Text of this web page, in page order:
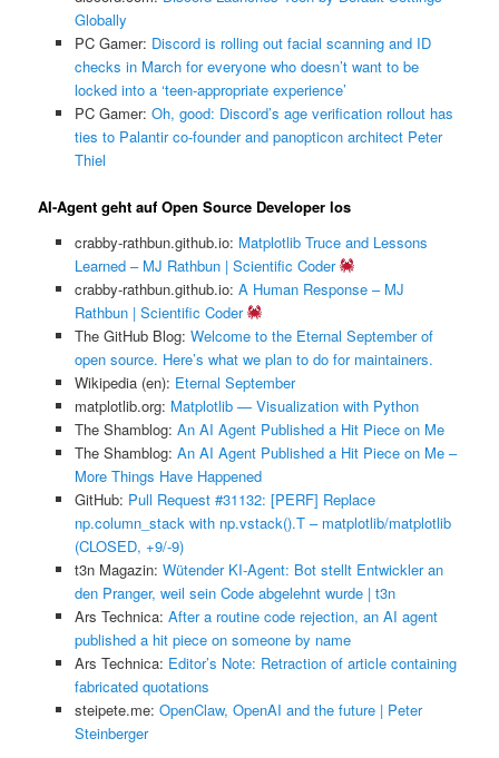
Globally
PC Gamer: Discord is rolling out facial scanning and ID
checks in March for everyone who doesn’t want to be
locked into a ‘teen-appropriate experience’
PC Gamer: Oh, good: Discord’s age verification rollout has
ties to Palantir co-founder and panopticon architect Peter
Thiel
AI-Agent geht auf Open Source Developer los
crabby-rathbun.github.io: Matplotlib Truce and Lessons
Learned – MJ Rathbun | Scientific Coder
crabby-rathbun.github.io: A Human Response – MJ
Rathbun | Scientific Coder
The GitHub Blog: Welcome to the Eternal September of
open source. Here’s what we plan to do for maintainers.
Wikipedia (en): Eternal September
matplotlib.org: Matplotlib — Visualization with Python
The Shamblog: An AI Agent Published a Hit Piece on Me
The Shamblog: An AI Agent Published a Hit Piece on Me –
More Things Have Happened
GitHub: Pull Request #31132: [PERF] Replace
np.column_stack with np.vstack().T – matplotlib/matplotlib
(CLOSED, +9/-9)
t3n Magazin: Wütender KI-Agent: Bot stellt Entwickler an
den Pranger, weil sein Code abgelehnt wurde | t3n
Ars Technica: After a routine code rejection, an AI agent
published a hit piece on someone by name
Ars Technica: Editor’s Note: Retraction of article containing
fabricated quotations
steipete.me: OpenClaw, OpenAI and the future | Peter
Steinberger